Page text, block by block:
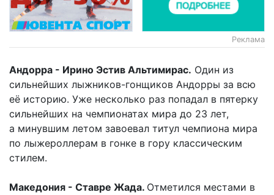
Реклама
Андорра - Ирино Эстив Альтимирас. Один из
сильнейших лыжников-гонщиков Андорры за всю
её историю. Уже несколько раз попадал в пятерку
сильнейших на чемпионатах мира до 23 лет,
а минувшим летом завоевал титул чемпиона мира
по лыжероллерам в гонке в гору классическим
стилем.
Македония - Ставре Жада. Отметился местами в